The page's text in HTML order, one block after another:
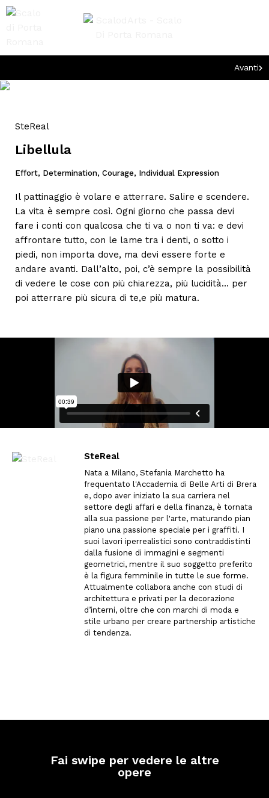
Avanti
SteReal
Libellula
Effort, Determination, Courage, Individual Expression
Il pattinaggio è volare e atterrare. Salire e scendere.
La vita è sempre così. Ogni giorno che passa devi
fare i conti con qualcosa che ti va o non ti va: e devi
affrontare tutto, con le lame tra i denti, o sotto i
piedi, non importa dove, ma devi essere forte e
andare avanti. Dall’alto, poi, c’è sempre la possibilità
di vedere le cose con più chiarezza, più lucidità… per
poi atterrare più sicura di te,e più matura.
SteReal
Nata a Milano, Stefania Marchetto ha
frequentato l'Accademia di Belle Arti di Brera
e, dopo aver iniziato la sua carriera nel
settore degli affari e della finanza, è tornata
alla sua passione per l'arte, maturando pian
piano una passione speciale per i graffiti. I
suoi lavori iperrealistici sono contraddistinti
dalla fusione di immagini e segmenti
geometrici, mentre il suo soggetto preferito
è la figura femminile in tutte le sue forme.
Attualmente collabora anche con studi di
architettura e privati per la decorazione
d’interni, oltre che con marchi di moda e
stile urbano per creare partnership artistiche
di tendenza.
Fai swipe per vedere le altre
opere